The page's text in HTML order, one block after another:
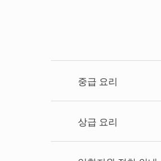
중급 요리
상급 요리